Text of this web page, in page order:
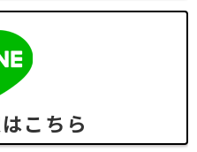
こちら